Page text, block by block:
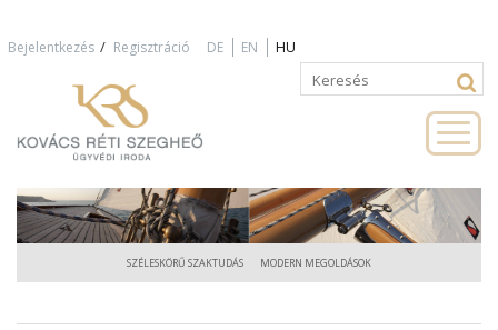
Bejelentkezés / Regisztráció DE EN HU
Keresés
Keresés
SZÉLESKÖRŰ SZAKTUDÁS MODERN MEGOLDÁSOK